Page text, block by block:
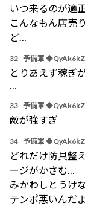
いつ来るのが適
こんなもん店売
ど…
32 予備軍
とりあえず稼ぎ
…
33 予備軍
敵が強すぎ
34 予備軍
どれだけ防具整
ージがかさむ…
みかわしとうけ
テンポ悪いんだ